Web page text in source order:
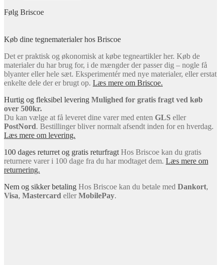
Følg Briscoe
Køb dine tegnematerialer hos Briscoe
Det er praktisk og økonomisk at købe tegneartikler her. Køb de
materialer du har brug for, i de mængder der passer dig – nogle få
blyanter eller hele sæt. Eksperimentér med nye materialer, eller erstat
enkelte dele der er brugt op. Læs mere om Briscoe.
Hurtig og fleksibel levering Mulighed for gratis fragt ved køb
over 500kr.
Du kan vælge at få leveret dine varer med enten GLS eller
PostNord. Bestillinger bliver normalt afsendt inden for en hverdag.
Læs mere om levering.
100 dages returret og gratis returfragt Hos Briscoe kan du gratis
returnere varer i 100 dage fra du har modtaget dem. Læs mere om
returnering.
Nem og sikker betaling Hos Briscoe kan du betale med Dankort,
Visa, Mastercard ellerMobilePay.